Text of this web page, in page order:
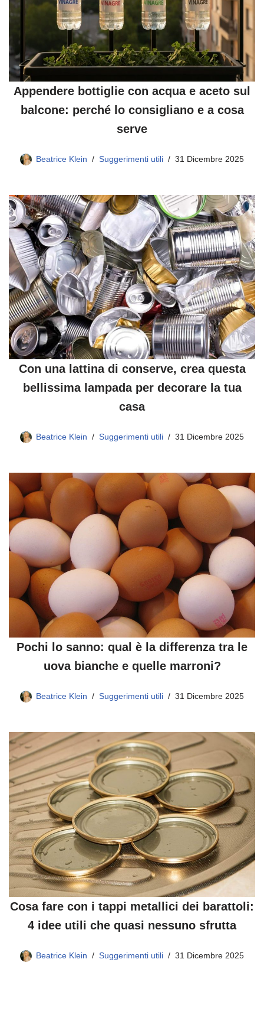
Appendere bottiglie con acqua e aceto sul
balcone: perché lo consigliano e a cosa
serve
Beatrice Klein Suggerimenti utili 31 Dicembre 2025
Con una lattina di conserve, crea questa
bellissima lampada per decorare la tua
casa
Beatrice Klein Suggerimenti utili 31 Dicembre 2025
Pochi lo sanno: qual è la differenza tra le
uova bianche e quelle marroni?
Beatrice Klein Suggerimenti utili 31 Dicembre 2025
Cosa fare con i tappi metallici dei barattoli:
4 idee utili che quasi nessuno sfrutta
Beatrice Klein Suggerimenti utili 31 Dicembre 2025